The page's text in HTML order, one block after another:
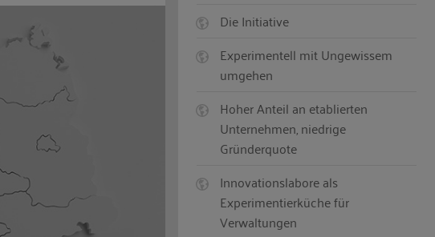
Die Initiative
Experimentell mit Ungewissem
umgehen
Hoher Anteil an etablierten
Unternehmen, niedrige
Gründerquote
Innovationslabore als
Experimentierküche für
Verwaltungen